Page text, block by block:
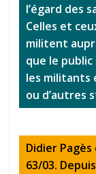
l’égard des
Celles et
militent
que le
les militants
ou d’autres
Didier
63/03.